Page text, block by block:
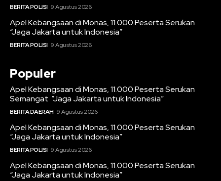
BERITA POLISI 9 Agustus 2026
Apel Kebangsaan di Monas, 11.000 Peserta Serukan
“Jaga Jakarta untuk Indonesia”
BERITA POLISI 9 Agustus 2026
Populer
Apel Kebangsaan di Monas, 11.000 Peserta Serukan
Semangat “Jaga Jakarta untuk Indonesia”
BERITA DAERAH 9 Agustus 2026
Apel Kebangsaan di Monas, 11.000 Peserta Serukan
“Jaga Jakarta untuk Indonesia”
BERITA POLISI 9 Agustus 2026
Apel Kebangsaan di Monas, 11.000 Peserta Serukan
“Jaga Jakarta untuk Indonesia”